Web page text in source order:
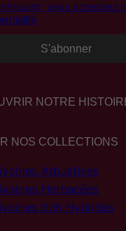
vous acceptez
NOTRE
NOS COLLECTIONS
Arbustives
Herbacées
Itoh Hybrides